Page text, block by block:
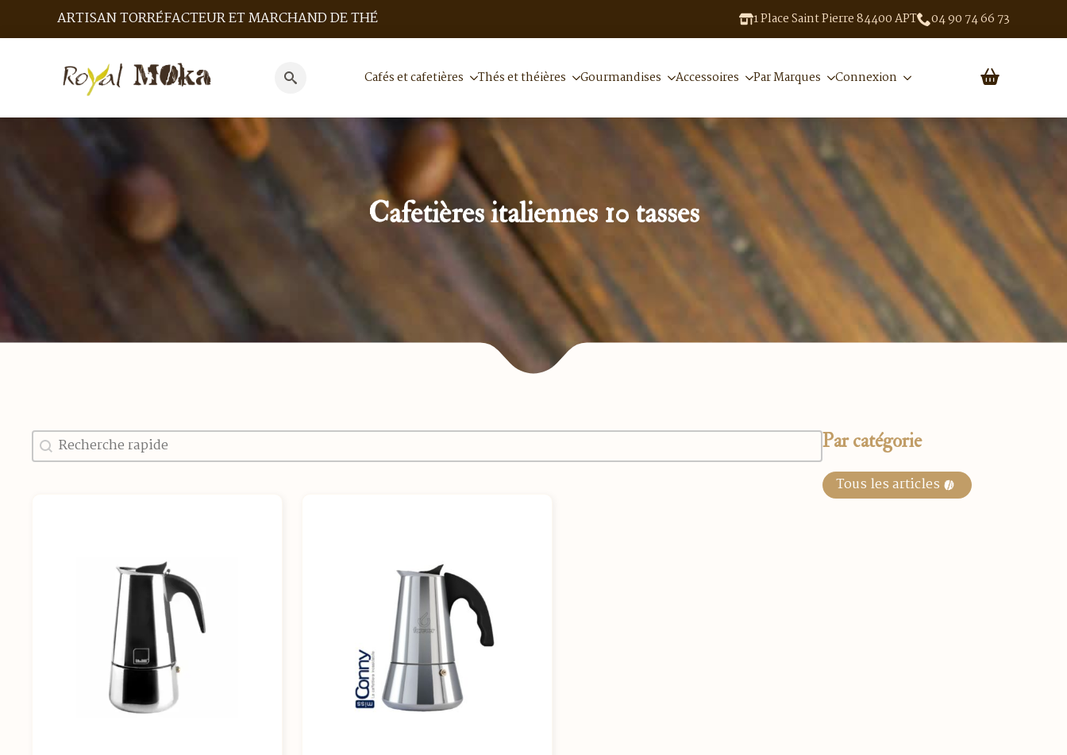
ARTISAN TORRÉFACTEUR ET MARCHAND DE THÉ 1 Place Saint Pierre 84400 APT 04 90 74 66 73
for:
Cafés et cafetières Thés et théières Gourmandises Accessoires Par Marques Connexion
Cafetières italiennes 10 tasses
Recherche
Rechercher Par catégorie
Tous les articles